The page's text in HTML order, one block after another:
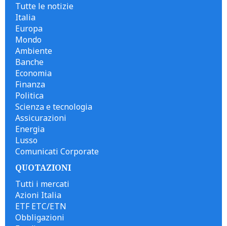
Tutte le notizie
Italia
Europa
Mondo
Ambiente
Banche
Economia
Finanza
Politica
Scienza e tecnologia
Assicurazioni
Energia
Lusso
Comunicati Corporate
QUOTAZIONI
Tutti i mercati
Azioni Italia
ETF ETC/ETN
Obbligazioni